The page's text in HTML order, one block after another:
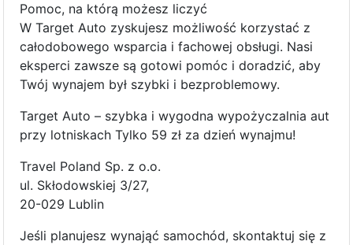
Pomoc, na którą możesz liczyć
W Target Auto zyskujesz możliwość korzystać z
całodobowego wsparcia i fachowej obsługi. Nasi
eksperci zawsze są gotowi pomóc i doradzić, aby
Twój wynajem był szybki i bezproblemowy.
Target Auto – szybka i wygodna wypożyczalnia aut
przy lotniskach Tylko 59 zł za dzień wynajmu!
Travel Poland Sp. z o.o.
ul. Skłodowskiej 3/27,
20-029 Lublin
Jeśli planujesz wynająć samochód, skontaktuj się z